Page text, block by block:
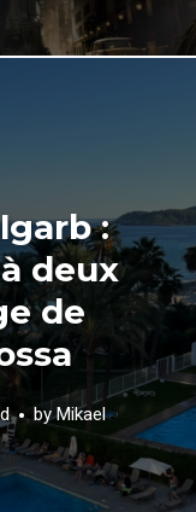
:
deux
de
byMikael